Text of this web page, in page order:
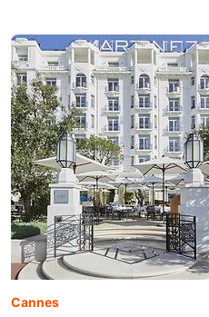
Cannes